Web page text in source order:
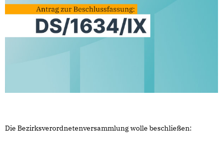
Die Bezirksverordnetenversammlung wolle beschließen: